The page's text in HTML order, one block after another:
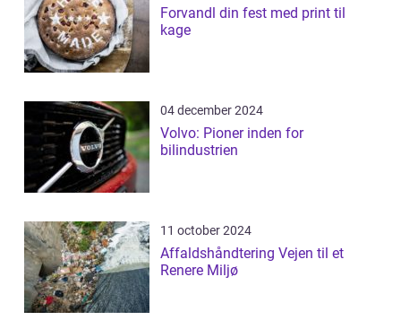
Forvandl din fest med print til
kage
04 december 2024
Volvo: Pioner inden for
bilindustrien
11 october 2024
Affaldshåndtering Vejen til et
Renere Miljø